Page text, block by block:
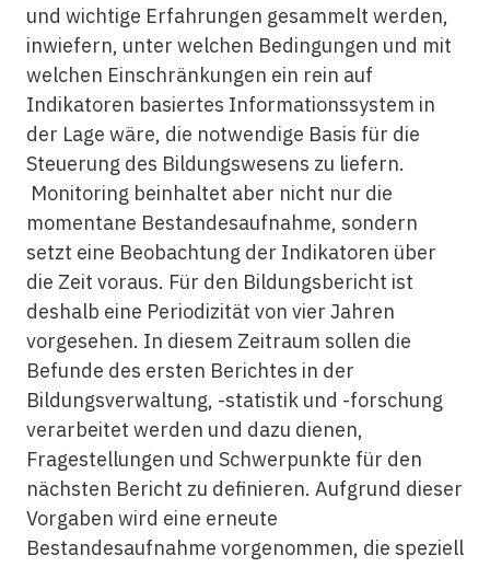
und wichtige Erfahrungen gesammelt werden,
inwiefern, unter welchen Bedingungen und mit
welchen Einschränkungen ein rein auf
Indikatoren basiertes Informationssystem in
der Lage wäre, die notwendige Basis für die
Steuerung des Bildungswesens zu liefern.
Monitoring beinhaltet aber nicht nur die
momentane Bestandesaufnahme, sondern
setzt eine Beobachtung der Indikatoren über
die Zeit voraus. Für den Bildungsbericht ist
deshalb eine Periodizität von vier Jahren
vorgesehen. In diesem Zeitraum sollen die
Befunde des ersten Berichtes in der
Bildungsverwaltung, -statistik und -forschung
verarbeitet werden und dazu dienen,
Fragestellungen und Schwerpunkte für den
nächsten Bericht zu definieren. Aufgrund dieser
Vorgaben wird eine erneute
Bestandesaufnahme vorgenommen, die speziell